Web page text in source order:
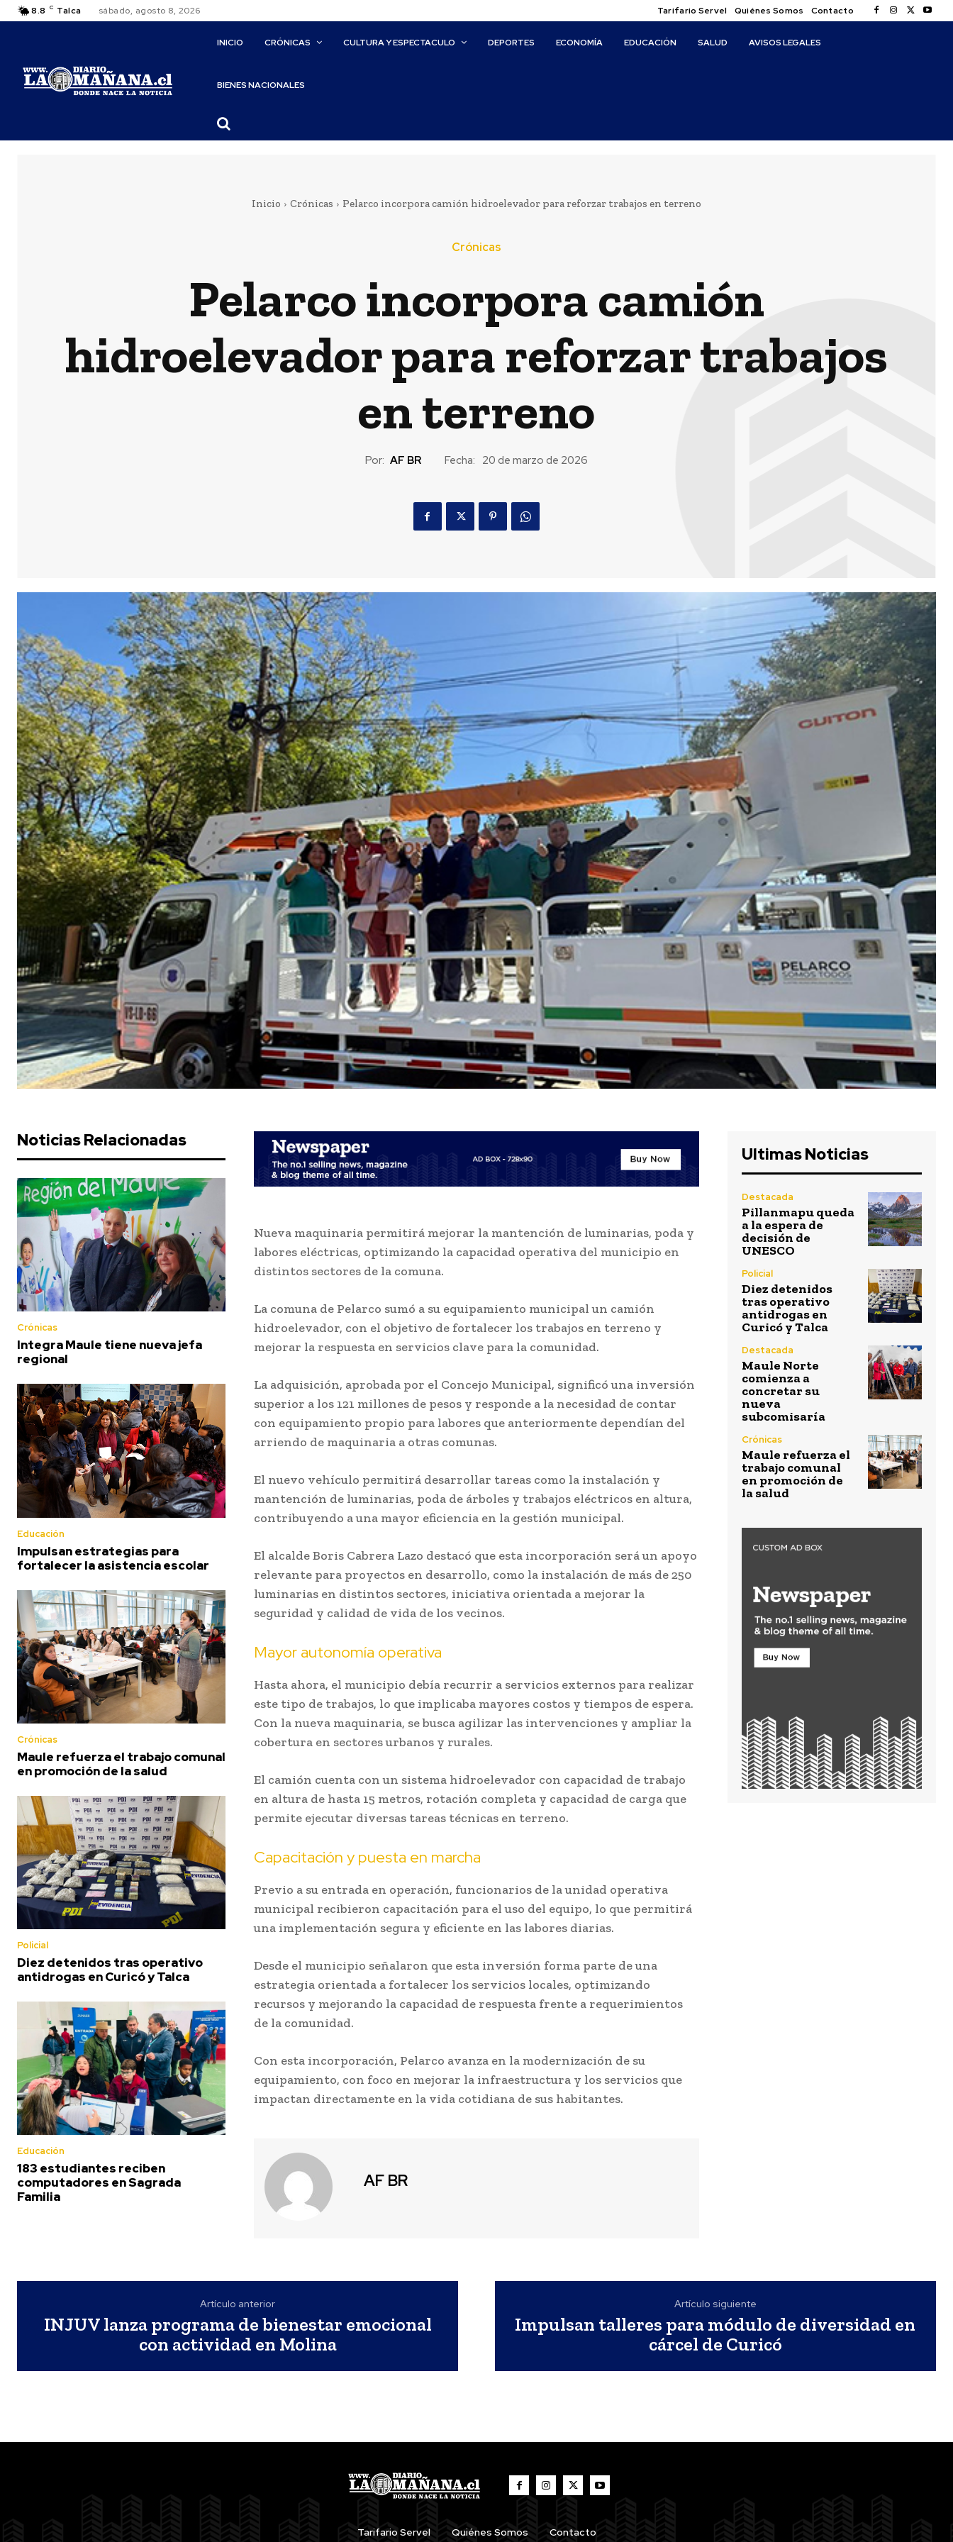
8.8 C Talca sábado, agosto 8, 2026 Tarifario Servel Quiénes Somos Contacto
INICIO CRÓNICAS CULTURA Y ESPECTACULO DEPORTES ECONOMÍA EDUCACIÓN SALUD AVISOS LEGALES
BIENES NACIONALES
Inicio Crónicas Pelarco incorpora camión hidroelevador para reforzar trabajos en terreno
Crónicas
Pelarco incorpora camión
hidroelevador para reforzar trabajos
en terreno
Por: AF BR Fecha: 20 de marzo de 2026
Noticias Relacionadas
Crónicas
Integra Maule tiene nueva jefa
regional
Educación
Impulsan estrategias para
fortalecer la asistencia escolar
Crónicas
Maule refuerza el trabajo comunal
en promoción de la salud
Policial
Diez detenidos tras operativo
antidrogas en Curicó y Talca
Educación
183 estudiantes reciben
computadores en Sagrada
Familia
Nueva maquinaria permitirá mejorar la mantención de luminarias, poda y
labores eléctricas, optimizando la capacidad operativa del municipio en
distintos sectores de la comuna.
La comuna de Pelarco sumó a su equipamiento municipal un camión
hidroelevador, con el objetivo de fortalecer los trabajos en terreno y
mejorar la respuesta en servicios clave para la comunidad.
La adquisición, aprobada por el Concejo Municipal, significó una inversión
superior a los 121 millones de pesos y responde a la necesidad de contar
con equipamiento propio para labores que anteriormente dependían del
arriendo de maquinaria a otras comunas.
El nuevo vehículo permitirá desarrollar tareas como la instalación y
mantención de luminarias, poda de árboles y trabajos eléctricos en altura,
contribuyendo a una mayor eficiencia en la gestión municipal.
El alcaldeBoris Cabrera Lazo destacó que esta incorporación será un apoyo
relevante para proyectos en desarrollo, como la instalación de más de 250
luminarias en distintos sectores, iniciativa orientada a mejorar la
seguridad y calidad de vida de los vecinos.
Mayor autonomía operativa
Hasta ahora, el municipio debía recurrir a servicios externos para realizar
este tipo de trabajos, lo que implicaba mayores costos y tiempos de espera.
Con la nueva maquinaria, se busca agilizar las intervenciones y ampliar la
cobertura en sectores urbanos y rurales.
El camión cuenta con un sistema hidroelevador con capacidad de trabajo
en altura de hasta 15 metros, rotación completa y capacidad de carga que
permite ejecutar diversas tareas técnicas en terreno.
Capacitación y puesta en marcha
Previo a su entrada en operación, funcionarios de la unidad operativa
municipal recibieron capacitación para el uso del equipo, lo que permitirá
una implementación segura y eficiente en las labores diarias.
Desde el municipio señalaron que esta inversión forma parte de una
estrategia orientada a fortalecer los servicios locales, optimizando
recursos y mejorando la capacidad de respuesta frente a requerimientos
de la comunidad.
Con esta incorporación, Pelarco avanza en la modernización de su
equipamiento, con foco en mejorar la infraestructura y los servicios que
impactan directamente en la vida cotidiana de sus habitantes.
AF BR
Ultimas Noticias
Destacada
Pillanmapu queda
a la espera de
decisión de
UNESCO
Policial
Diez detenidos
tras operativo
antidrogas en
Curicó y Talca
Destacada
Maule Norte
comienza a
concretar su
nueva
subcomisaría
Crónicas
Maule refuerza el
trabajo comunal
en promoción de
la salud
Artículo anterior
INJUV lanza programa de bienestar emocional
con actividad en Molina
Artículo siguiente
Impulsan talleres para módulo de diversidad en
cárcel de Curicó
Tarifario Servel Quiénes Somos Contacto